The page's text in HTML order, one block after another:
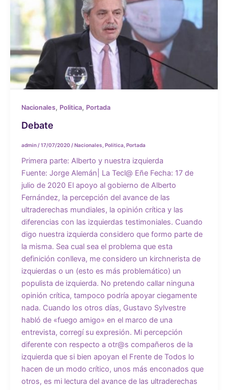
Nacionales, Politica, Portada
Debate
admin /17/07/2020 /Nacionales Politica Portada
Primera parte: Alberto y nuestra izquierda
Fuente: Jorge Alemán| La Tecl@ Eñe Fecha: 17 de
julio de 2020 El apoyo al gobierno de Alberto
Fernández, la percepción del avance de las
ultraderechas mundiales, la opinión crítica y las
diferencias con las izquierdas testimoniales. Cuando
digo nuestra izquierda considero que formo parte de
la misma. Sea cual sea el problema que esta
definición conlleva, me considero un kirchnerista de
izquierdas o un (esto es más problemático) un
populista de izquierda. No pretendo callar ninguna
opinión crítica, tampoco podría apoyar ciegamente
nada. Cuando los otros días, Gustavo Sylvestre
habló de «fuego amigo» en el marco de una
entrevista, corregí su expresión. Mi percepción
diferente con respecto a otr@s compañeros de la
izquierda que si bien apoyan el Frente de Todos lo
hacen de un modo crítico, unos más enconados que
otros, es mi lectura del avance de las ultraderechas